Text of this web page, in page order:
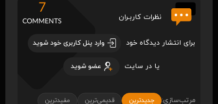
نظرات کاربـران
7
COMMENTS
برای انتشار دیدگاه خود وارد پنل کاربری خود شوید
یا در سایت عضو شوید
مرتب‌سازی: جدیدترین قدیمی‌ترین مفیدترین